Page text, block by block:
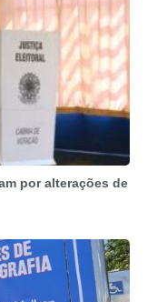
por alterações de